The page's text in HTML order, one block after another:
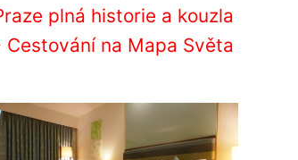
plná historie a kouzla
Cestování na Mapa Světa